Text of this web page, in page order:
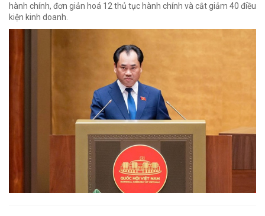
hành chính, đơn giản hoá 12 thủ tục hành chính và cắt giảm 40 điều
kiện kinh doanh.